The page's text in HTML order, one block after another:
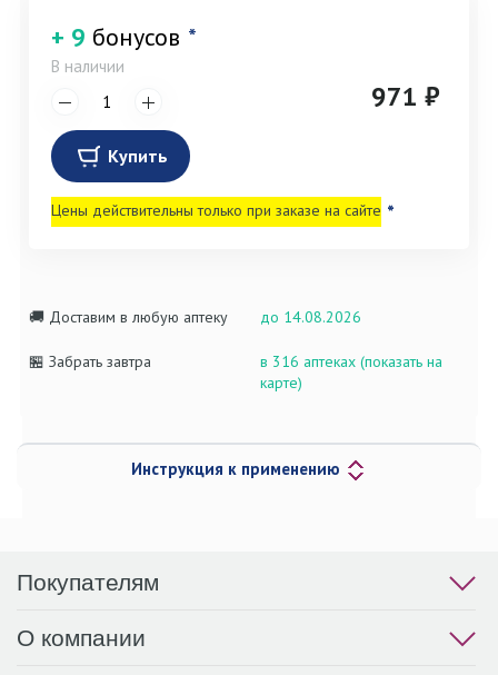
+ 9 бонусов *
В наличии
971 ₽
Купить
Цены действительны только при заказе на сайте *
🚚 Доставим в любую аптеку до 14.08.2026
🏪 Забрать завтра
в 316 аптеках (показать на
карте)
Инструкция к применению
Покупателям
О компании